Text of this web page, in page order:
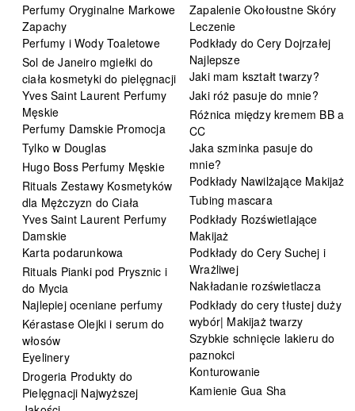
Perfumy Oryginalne Markowe
Zapachy
Perfumy i Wody Toaletowe
Sol de Janeiro mgiełki do
ciała kosmetyki do pielęgnacji
Yves Saint Laurent Perfumy
Męskie
Perfumy Damskie Promocja
Tylko w Douglas
Hugo Boss Perfumy Męskie
Rituals Zestawy Kosmetyków
dla Mężczyzn do Ciała
Yves Saint Laurent Perfumy
Damskie
Karta podarunkowa
Rituals Pianki pod Prysznic i
do Mycia
Najlepiej oceniane perfumy
Kérastase Olejki i serum do
włosów
Eyelinery
Drogeria Produkty do
Pielęgnacji Najwyższej
Zapalenie Okołoustne Skóry
Leczenie
Podkłady do Cery Dojrzałej
Najlepsze
Jaki mam kształt twarzy?
Jaki róż pasuje do mnie?
Różnica między kremem BB a
CC
Jaka szminka pasuje do
mnie?
Podkłady Nawilżające Makijaż
Tubing mascara
Podkłady Rozświetlające
Makijaż
Podkłady do Cery Suchej i
Wrażliwej
Nakładanie rozświetlacza
Podkłady do cery tłustej duży
wybór| Makijaż twarzy
Szybkie schnięcie lakieru do
paznokci
Konturowanie
Kamienie Gua Sha